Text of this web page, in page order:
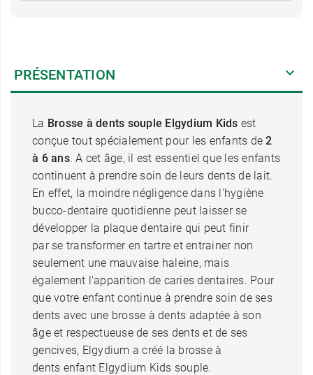
PRÉSENTATION
La Brosse à dents souple Elgydium Kids est
conçue tout spécialement pour les enfants de2
à 6 ans. A cet âge, il est essentiel que les enfants
continuent à prendre soin de leurs dents de lait.
En effet, la moindre négligence dans l'hygiène
bucco-dentaire quotidienne peut laisser se
développer la plaque dentaire qui peut finir
par se transformer en tartre et entrainer non
seulement une mauvaise haleine, mais
également l'apparition de caries dentaires. Pour
que votre enfant continue à prendre soin de ses
dents avec une brosse à dents adaptée à son
âge et respectueuse de ses dents et de ses
gencives, Elgydium a créé la brosse à
dents enfant Elgydium Kids souple.